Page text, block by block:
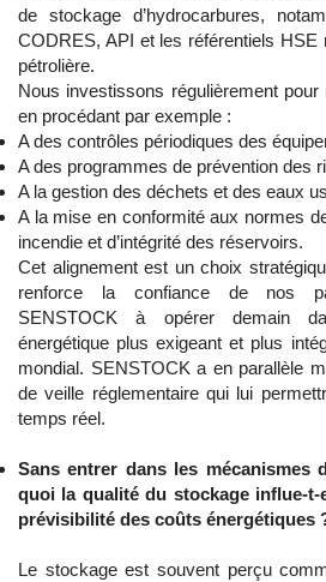
de stockage d’hydrocarbures,
CODRES, API et les référentiels HSE
pétrolière.
Nous investissons régulièrement
en procédant par exemple :
A des contrôles périodiques des
A des programmes de prévention des
A la gestion des déchets et des eaux
A la mise en conformité aux normes
incendie et d’intégrité des réservoirs.
Cet alignement est un choix
renforce la confiance de nos
SENSTOCK à opérer demain
énergétique plus exigeant et plus
mondial. SENSTOCK a en parallèle
de veille réglementaire qui lui
temps réel.
Sans entrer dans les mécanismes
quoi la qualité du stockage influe-
prévisibilité des coûts énergétiques
Le stockage est souvent perçu